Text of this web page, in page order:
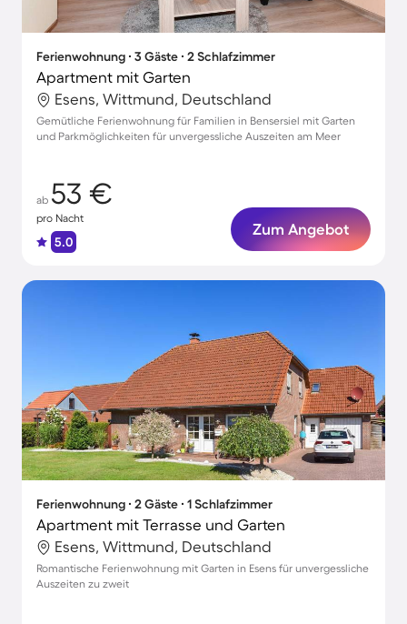
Ferienwohnung ∙ 3 Gäste ∙ 2 Schlafzimmer
Apartment mit Garten
Esens, Wittmund, Deutschland
Gemütliche Ferienwohnung für Familien in Bensersiel mit Garten
und Parkmöglichkeiten für unvergessliche Auszeiten am Meer
ab 53 €
pro Nacht
5.0
Zum Angebot
Ferienwohnung ∙ 2 Gäste ∙ 1 Schlafzimmer
Apartment mit Terrasse und Garten
Esens, Wittmund, Deutschland
Romantische Ferienwohnung mit Garten in Esens für unvergessliche
Auszeiten zu zweit